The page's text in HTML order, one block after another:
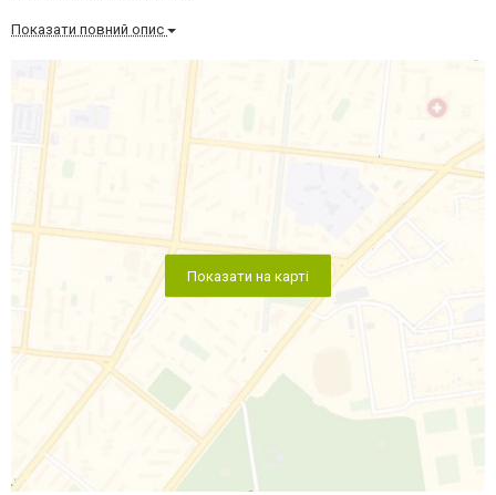
Показати повний опис
Показати на карті